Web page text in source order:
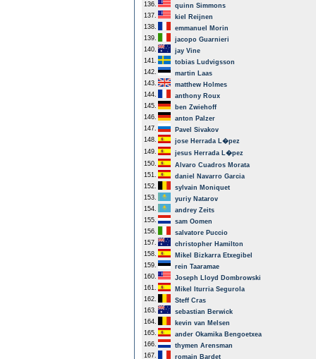
136.
quinn Simmons
137.
kiel Reijnen
138.
emmanuel Morin
139.
jacopo Guarnieri
140.
jay Vine
141.
tobias Ludvigsson
142.
martin Laas
143.
matthew Holmes
144.
anthony Roux
145.
ben Zwiehoff
146.
anton Palzer
147.
Pavel Sivakov
148.
jose Herrada L�pez
149.
jesus Herrada L�pez
150.
Alvaro Cuadros Morata
151.
daniel Navarro Garcia
152.
sylvain Moniquet
153.
yuriy Natarov
154.
andrey Zeits
155.
sam Oomen
156.
salvatore Puccio
157.
christopher Hamilton
158.
Mikel Bizkarra Etxegibel
159.
rein Taaramae
160.
Joseph Lloyd Dombrowski
161.
Mikel Iturria Segurola
162.
Steff Cras
163.
sebastian Berwick
164.
kevin van Melsen
165.
ander Okamika Bengoetxea
166.
thymen Arensman
167.
romain Bardet